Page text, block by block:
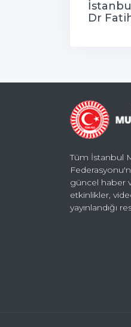
Dr
Tüm İstanbul
güncel haber
etkinlikler,
yayınlandığı